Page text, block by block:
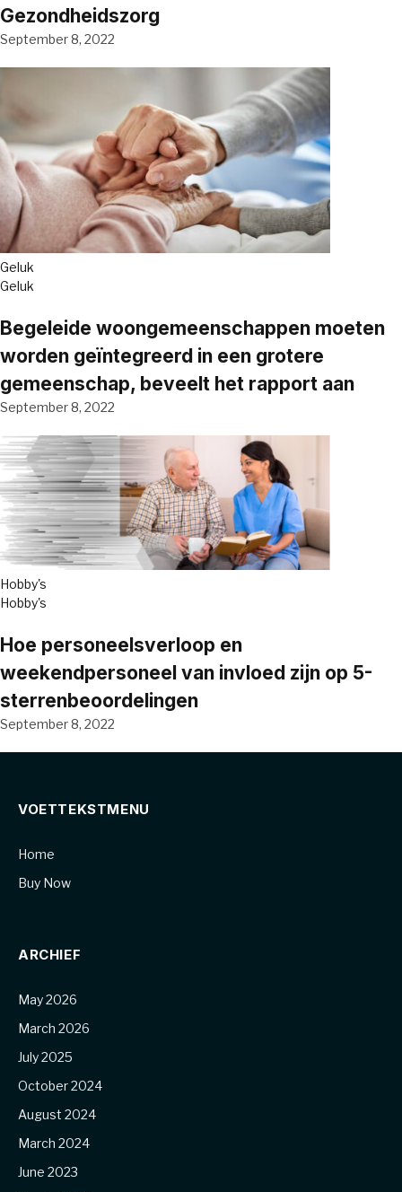
Gezondheidszorg
September 8, 2022
Geluk
Geluk
Begeleide woongemeenschappen moeten
worden geïntegreerd in een grotere
gemeenschap, beveelt het rapport aan
September 8, 2022
Hobby's
Hobby's
Hoe personeelsverloop en
weekendpersoneel van invloed zijn op 5-
sterrenbeoordelingen
September 8, 2022
VOETTEKSTMENU
Home
Buy Now
ARCHIEF
May 2026
March 2026
July 2025
October 2024
August 2024
March 2024
June 2023